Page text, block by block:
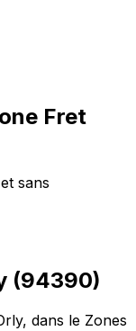
Fret
sans
(94390)
, dans le Zones